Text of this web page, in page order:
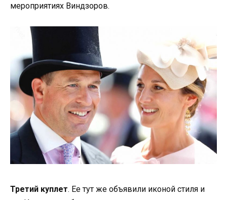
мероприятиях Виндзоров.
Третий куплет. Ее тут же объявили иконой стиля и